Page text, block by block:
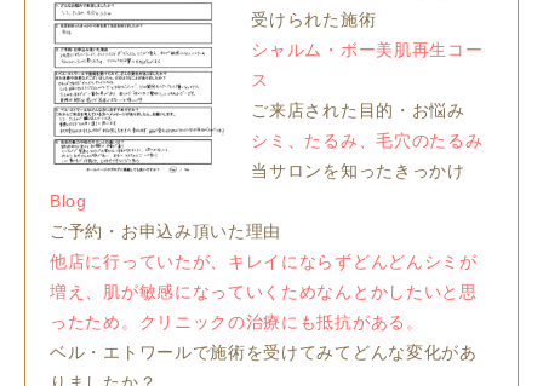
受けられた施術
シャルム・ボー美肌再生コー
ス
ご来店された目的・お悩み
シミ、たるみ、毛穴のたるみ
当サロンを知ったきっかけ
Blog
ご予約・お申込み頂いた理由
他店に行っていたが、キレイにならずどんどんシミが
増え、肌が敏感になっていくためなんとかしたいと思
ったため。クリニックの治療にも抵抗がある。
ベル・エトワールで施術を受けてみてどんな変化があ